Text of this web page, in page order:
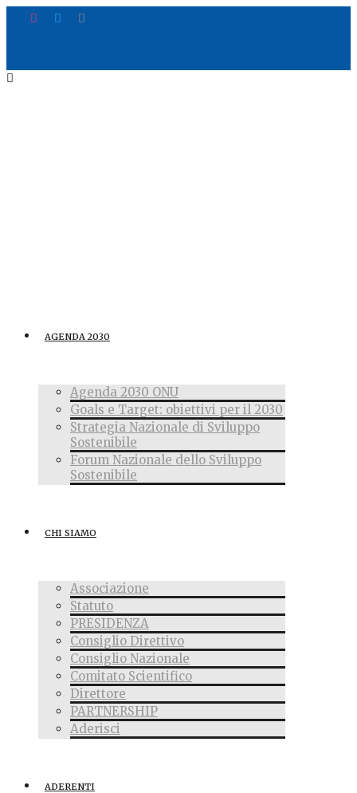
AGENDA 2030
Agenda 2030 ONU
Goals e Target: obiettivi per il 2030
Strategia Nazionale di Sviluppo
Sostenibile
Forum Nazionale dello Sviluppo
Sostenibile
CHI SIAMO
Associazione
Statuto
PRESIDENZA
Consiglio Direttivo
Consiglio Nazionale
Comitato Scientifico
Direttore
PARTNERSHIP
Aderisci
ADERENTI